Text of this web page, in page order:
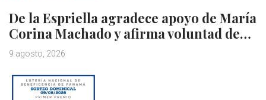
De la Espriella agradece apoyo de María
Corina Machado y afirma voluntad de…
9 agosto, 2026